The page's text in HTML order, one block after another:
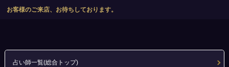
お客様のご来店、お待ちしております。
占い師一覧(総合トップ)